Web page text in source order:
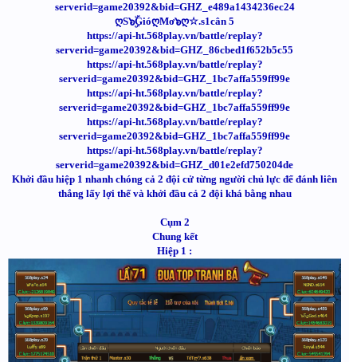
serverid=game20392&bid=GHZ_e489a1434236ec24
ღS๖ۣۜGióღMơ๖ღ☆.s1cân 5
https://api-ht.568play.vn/battle/replay?
serverid=game20392&bid=GHZ_86cbed1f652b5c55
https://api-ht.568play.vn/battle/replay?
serverid=game20392&bid=GHZ_1bc7affa559ff99e
https://api-ht.568play.vn/battle/replay?
serverid=game20392&bid=GHZ_1bc7affa559ff99e
https://api-ht.568play.vn/battle/replay?
serverid=game20392&bid=GHZ_1bc7affa559ff99e
https://api-ht.568play.vn/battle/replay?
serverid=game20392&bid=GHZ_d01e2efd750204de
Khởi đầu hiệp 1 nhanh chóng cả 2 đội cử từng người chủ lực để đánh liên
thắng lấy lợi thế và khởi đầu cả 2 đội khá bằng nhau
Cụm 2
Chung kết
Hiệp 1 :